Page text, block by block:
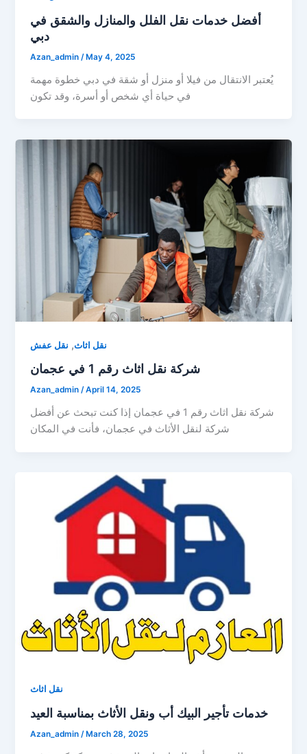
أفضل خدمات نقل الفلل والمنازل والشقق في
دبي
Azan_admin /May 4, 2025
يُعتبر الانتقال من فيلا أو منزل أو شقة في دبي خطوة مهمة
في حياة أي شخص أو أسرة، وقد تكون
نقل اثاث, نقل عفش
شركة نقل اثاث رقم 1 في عجمان
Azan_admin/April 14, 2025
شركة نقل اثاث رقم 1 في عجمان إذا كنت تبحث عن أفضل
شركة لنقل الأثاث في عجمان، فأنت في المكان
نقل اثاث
خدمات تأجير البيك أب ونقل الأثاث بمناسبة العيد
Azan_admin /March 28, 2025